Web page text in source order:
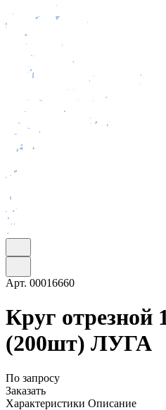
Арт. 00016660
Круг отрезной
(200шт) ЛУГА
По запросу
Заказать
Характеристики Описание